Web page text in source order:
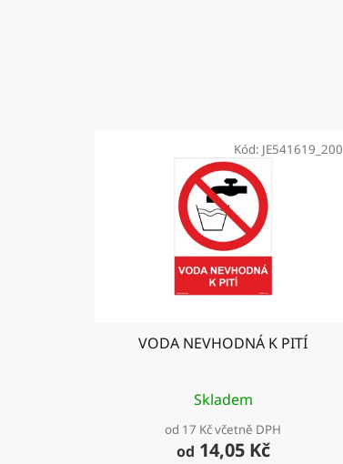
VODA NEVHODNÁ K PITÍ
Skladem
od 17 Kč včetně DPH
od 14,05 Kč
Kód: JE541619_200